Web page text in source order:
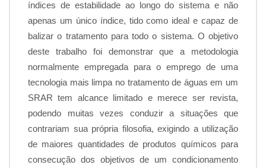
índices de estabilidade ao longo do sistema e não
apenas um único índice, tido como ideal e capaz de
balizar o tratamento para todo o sistema. O objetivo
deste trabalho foi demonstrar que a metodologia
normalmente empregada para o emprego de uma
tecnologia mais limpa no tratamento de águas em um
SRAR tem alcance limitado e merece ser revista,
podendo muitas vezes conduzir a situações que
contrariam sua própria filosofia, exigindo a utilização
de maiores quantidades de produtos químicos para
consecução dos objetivos de um condicionamento